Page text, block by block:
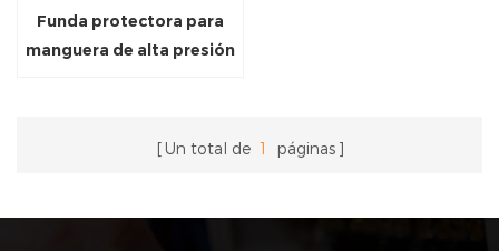
Funda protectora para
manguera de alta presión
Un total de 1 páginas